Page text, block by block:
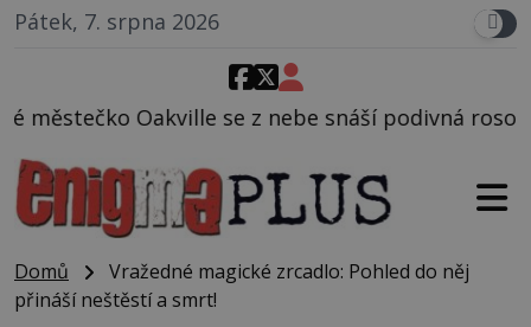
Pátek, 7. srpna 2026
se z nebe snáší podivná rosolovitá látka
Domů
Vražedné magické zrcadlo: Pohled do něj
přináší neštěstí a smrt!